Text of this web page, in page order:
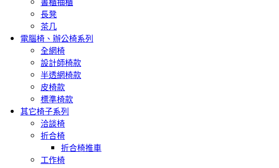
長凳
茶几
電腦椅、辦公椅系列
全網椅
設計師椅款
半透網椅款
皮椅款
標準椅款
其它椅子系列
洽談椅
折合椅
折合椅推車
工作椅